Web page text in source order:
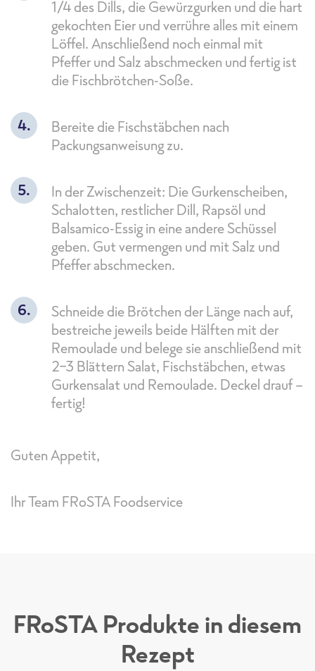
1/4 des Dills, die Gewürzgurken und die hart
gekochten Eier und verrühre alles mit einem
Löffel. Anschließend noch einmal mit
Pfeffer und Salz abschmecken und fertig ist
die Fischbrötchen-Soße.
Bereite die Fischstäbchen nach
Packungsanweisung zu.
In der Zwischenzeit: Die Gurkenscheiben,
Schalotten, restlicher Dill, Rapsöl und
Balsamico-Essig in eine andere Schüssel
geben. Gut vermengen und mit Salz und
Pfeffer abschmecken.
Schneide die Brötchen der Länge nach auf,
bestreiche jeweils beide Hälften mit der
Remoulade und belege sie anschließend mit
2-3 Blättern Salat, Fischstäbchen, etwas
Gurkensalat und Remoulade. Deckel drauf –
fertig!
Guten Appetit,
Ihr Team FRoSTA Foodservice
FRoSTA Produkte in diesem
Rezept